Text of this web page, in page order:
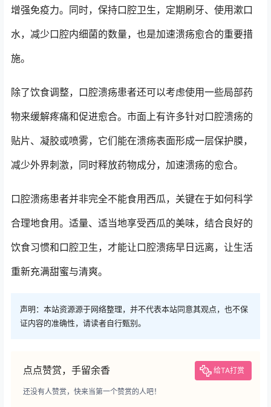
增强免疫力。同时，保持口腔卫生，定期刷牙、使用漱口
水，减少口腔内细菌的数量，也是加速溃疡愈合的重要措
施。
除了饮食调整，口腔溃疡患者还可以考虑使用一些局部药
物来缓解疼痛和促进愈合。市面上有许多针对口腔溃疡的
贴片、凝胶或喷雾，它们能在溃疡表面形成一层保护膜，
减少外界刺激，同时释放药物成分，加速溃疡的愈合。
口腔溃疡患者并非完全不能食用西瓜，关键在于如何科学
合理地食用。适量、适当地享受西瓜的美味，结合良好的
饮食习惯和口腔卫生，才能让口腔溃疡早日远离，让生活
重新充满甜蜜与清爽。
声明：本站资源源于网络整理，并不代表本站同意其观点，也不保
证内容的准确性，请读者自行甄别。
点点赞赏，手留余香 给TA打赏
还没有人赞赏，快来当第一个赞赏的人吧！